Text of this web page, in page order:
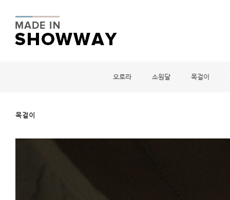
오로라 소원달 목걸이
목걸이